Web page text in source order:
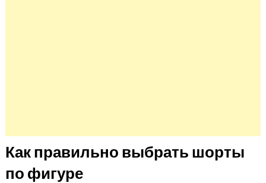
Как правильно выбрать шорты
по фигуре